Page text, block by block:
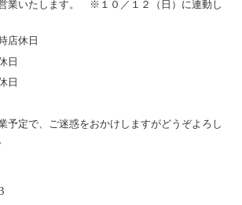
業いたします。 ※１０／１２（日）に連動し
店休日
日
日
予定で、ご迷惑をおかけしますがどうぞよろし